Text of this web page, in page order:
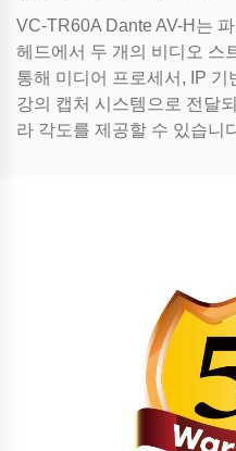
VC-TR60A Dante AV-H는
헤드에서 두 개의 비디오 스
통해 미디어 프로세서, IP
강의 캡처 시스템으로 전달
라 각도를 제공할 수 있습니